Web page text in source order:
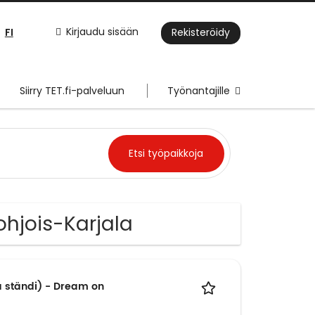
Kirjaudu sisään Rekisteröidy
FI
Siirry TET.fi-palveluun Työnantajille
Karjala
ständi) - Dream on